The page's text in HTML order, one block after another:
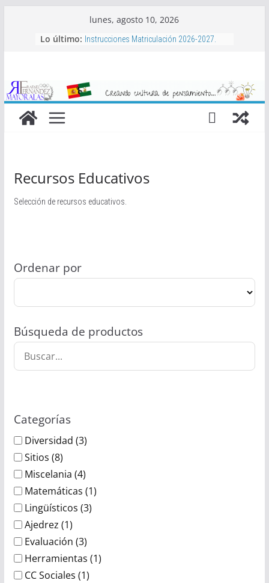
lunes, agosto 10, 2026
Lo último: Instrucciones Matriculación 2026-2027.
Proyecto de Club de Baloncesto Mayoralas
2026-2027
Actividades extraescolares 2026-2027
Recursos Educativos
Selección de recursos educativos.
Ordenar por
Búsqueda de productos
Categorías
Diversidad (3)
Sitios (8)
Miscelania (4)
Matemáticas (1)
Lingüísticos (3)
Ajedrez (1)
Evaluación (3)
Herramientas (1)
CC Sociales (1)